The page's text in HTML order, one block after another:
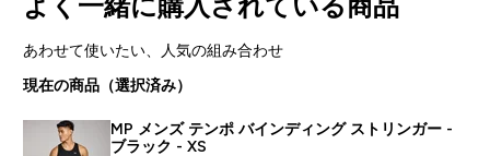
あわせて使いたい、人気の組み合わせ
現在の商品（選択済み）
MP メンズ テンポ バインディング ストリンガー -
ブラック - XS